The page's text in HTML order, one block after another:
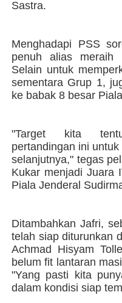
Sastra.
Menghadapi PSS
penuh alias meraih
Selain untuk
sementara Grup 1,
ke babak 8 besar
"Target kita
pertandingan ini
selanjutnya," tegas
Kukar menjadi Juara
Piala Jenderal
Ditambahkan Jafri,
telah siap diturunkan
Achmad Hisyam
belum fit lantaran
"Yang pasti kita
dalam kondisi siap